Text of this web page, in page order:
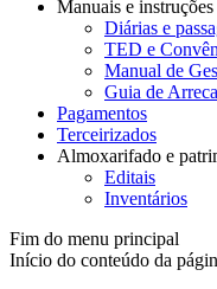
Manuais e instruções
Diárias e
TED e
Manual de
Guia de
Pagamentos
Terceirizados
Almoxarifado e
Editais
Inventários
Fim do menu principal
Início do conteúdo da